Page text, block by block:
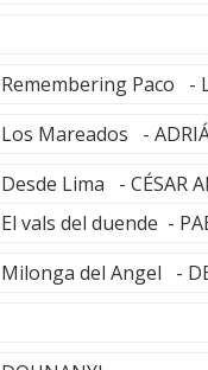
Remembering Paco -
Los Mareados -
Desde Lima - CÉSAR
El vals del duende -
Milonga del Angel - DE